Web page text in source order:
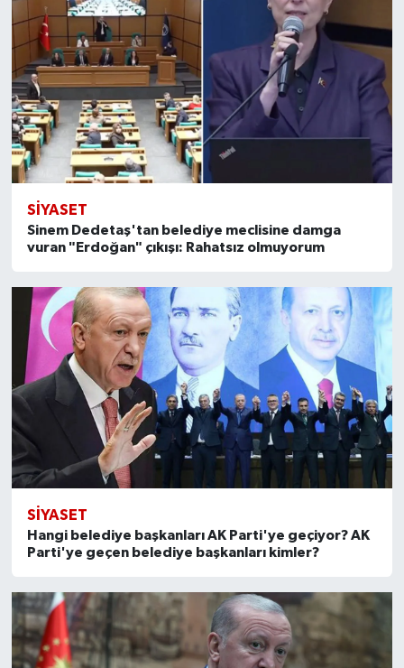
SİYASET
Sinem Dedetaş'tan belediye meclisine damga
vuran "Erdoğan" çıkışı: Rahatsız olmuyorum
SİYASET
Hangi belediye başkanları AK Parti'ye geçiyor? AK
Parti'ye geçen belediye başkanları kimler?